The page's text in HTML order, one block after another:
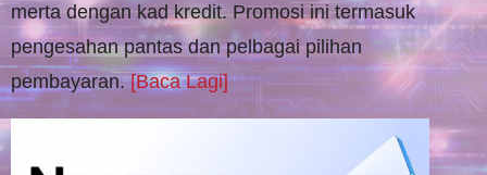
merta dengan kad kredit. Promosi ini termasuk
pengesahan pantas dan pelbagai pilihan
pembayaran.[Baca Lagi]